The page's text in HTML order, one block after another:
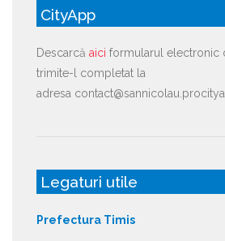
CityApp
Descarcă aici formularul electronic
trimite-l completat la
adresa
Legaturi utile
Prefectura Timis